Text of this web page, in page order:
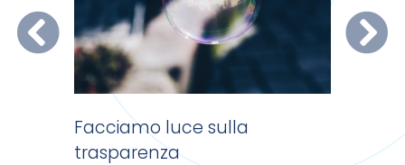
Facciamo luce sulla
trasparenza
Pdf